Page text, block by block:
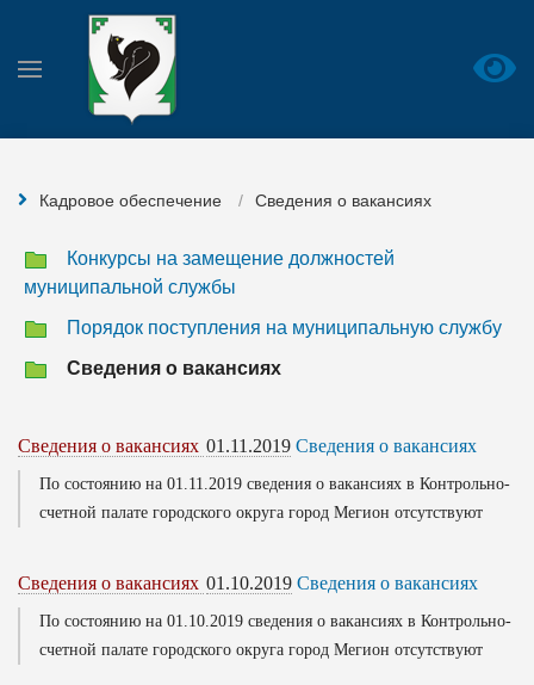
Кадровое обеспечение Сведения о вакансиях
Конкурсы на замещение должностей
муниципальной службы
Порядок поступления на муниципальную службу
Сведения о вакансиях
Сведения о вакансиях 01.11.2019 Сведения о вакансиях
По состоянию на 01.11.2019 сведения о вакансиях в Контрольно-
счетной палате городского округа город Мегион отсутствуют
Сведения о вакансиях 01.10.2019 Сведения о вакансиях
По состоянию на 01.10.2019 сведения о вакансиях в Контрольно-
счетной палате городского округа город Мегион отсутствуют